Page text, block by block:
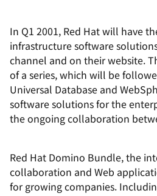
In Q1 2001, Red Hat will have
infrastructure software
channel and on their website.
of a series, which will be
Universal Database and
software solutions for the
the ongoing collaboration
Red Hat Domino Bundle, the
collaboration and Web
for growing companies.